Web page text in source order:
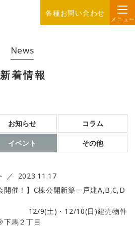
各種お問い合わせ
メニュー
News
新着情報
お知らせ コラム
イベント その他
2023.11.17
開催！】C棟公開新築一戸建A,B,C,D
計画
土)・12/10(日)建売物件
下馬２丁目